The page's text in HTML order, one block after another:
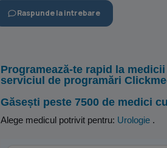
Raspunde la intrebare
Programează-te rapid la
serviciul de programări
Găsești peste 7500 de medici
Alege medicul potrivit pentru: Urologie .